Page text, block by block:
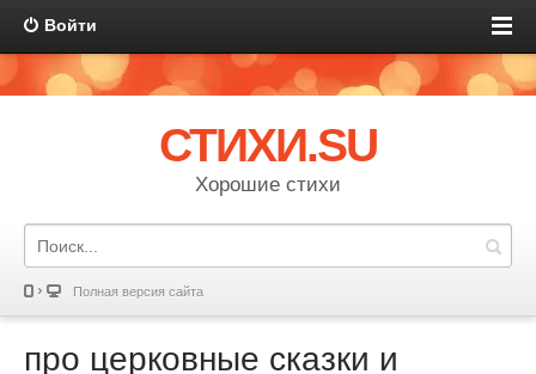
Войти
СТИХИ.SU
Хорошие стихи
Полная версия сайта
про церковные сказки и